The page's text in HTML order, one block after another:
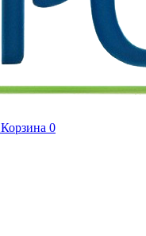
Корзина 0